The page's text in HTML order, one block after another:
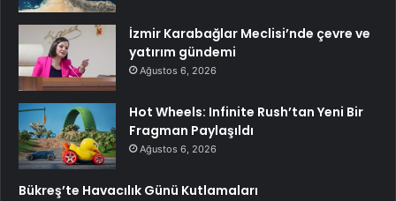
İzmir Karabağlar Meclisi’nde çevre ve
yatırım gündemi
Ağustos 6, 2026
Hot Wheels: Infinite Rush’tan Yeni Bir
Fragman Paylaşıldı
Ağustos 6, 2026
Bükreş’te Havacılık Günü Kutlamaları